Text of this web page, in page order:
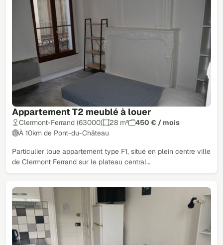
Appartement T2 meublé à louer
Clermont-Ferrand (63000) 28 m²
450 € / mois
À 10km de Pont-du-Château
Particulier loue appartement type F1, situé en plein centre ville
de Clermont Ferrand sur le plateau central…